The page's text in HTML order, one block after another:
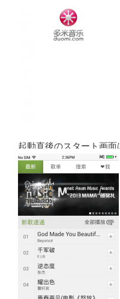
起動直後のスタート画面